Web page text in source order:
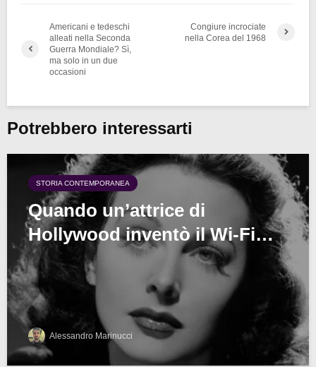
Americani e tedeschi
alleati nella Seconda
Guerra Mondiale? Sì,
ma solo in un due
occasioni
Congiure incrociate
nella Corea del 1968
Potrebbero interessarti
STORIA CONTEMPORANEA
Quando un’attrice di
Hollywood inventò il Wi-Fi…
Alessandro Marinucci